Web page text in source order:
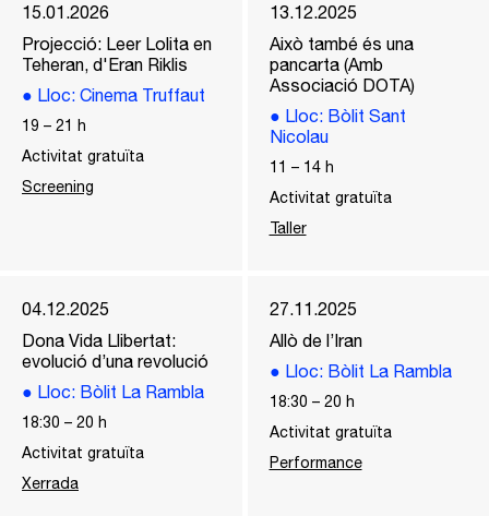
15.01.2026
Projecció: Leer Lolita en
Teheran, d'Eran Riklis
● Lloc: Cinema Truffaut
19 – 21
h
Activitat gratuïta
Screening
13.12.2025
Això també és una
pancarta (Amb
Associació DOTA)
● Lloc: Bòlit Sant
Nicolau
11 – 14h
Activitat gratuïta
Taller
04.12.2025
Dona Vida Llibertat:
evolució d’una revolució
● Lloc: Bòlit La Rambla
18:30 – 20 h
Activitat gratuïta
Xerrada
27.11.2025
Allò de l’Iran
● Lloc: Bòlit La Rambla
18:30 – 20 h
Activitat gratuïta
Performance